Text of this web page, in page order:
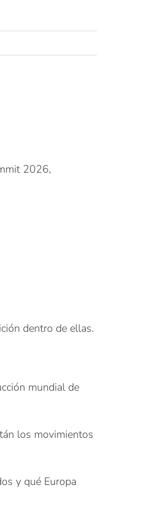
2026,
dentro de ellas.
mundial de
los movimientos
y qué Europa